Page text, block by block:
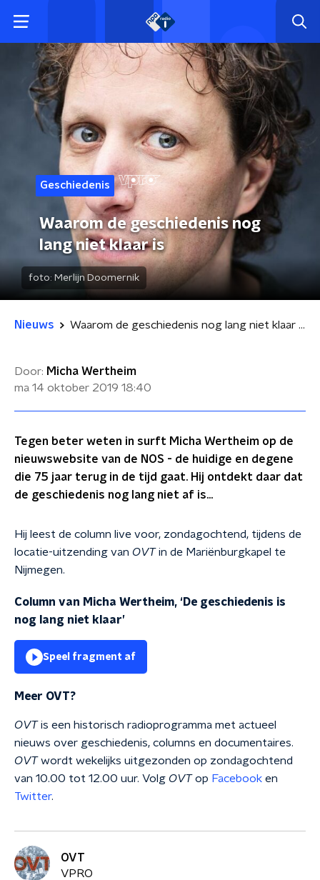
Geschiedenis
Waarom de geschiedenis nog
lang niet klaar is
foto: Merlijn Doomernik
Nieuws Waarom de geschiedenis nog lang niet klaar is
Door: Micha Wertheim
ma 14 oktober 2019 18:40
Tegen beter weten in surft Micha Wertheim op de
nieuwswebsite van de NOS - de huidige en degene
die 75 jaar terug in de tijd gaat. Hij ontdekt daar dat
de geschiedenis nog lang niet af is…
Hij leest de column live voor, zondagochtend, tijdens de
locatie-uitzending van OVTin de Mariënburgkapel te
Nijmegen.
Column van Micha Wertheim, ‘De geschiedenis is
nog lang niet klaar’
Speel fragment af
Meer OVT?
OVTis een historisch radioprogramma met actueel
nieuws over geschiedenis, columns en documentaires.
OVTwordt wekelijks uitgezonden op zondagochtend
van 10.00 tot 12.00 uur. Volg OVTop Facebook en
Twitter.
OVT
VPRO